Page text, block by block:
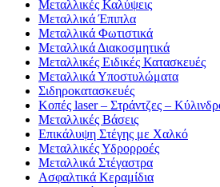
Μεταλλικές Καλύψεις
Μεταλλικά Έπιπλα
Μεταλλικά Φωτιστικά
Μεταλλικά Διακοσμητικά
Μεταλλικές Ειδικές Κατασκευές
Μεταλλικά Υποστυλώματα
Σιδηροκατασκευές
Κοπές laser – Στράντζες –
Μεταλλικές Βάσεις
Επικάλυψη Στέγης με Χαλκό
Μεταλλικές Υδρορροές
Μεταλλικά Στέγαστρα
Ασφαλτικά Κεραμίδια